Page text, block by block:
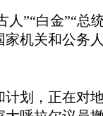
人”“白金”“
机关和公务
划，正在对